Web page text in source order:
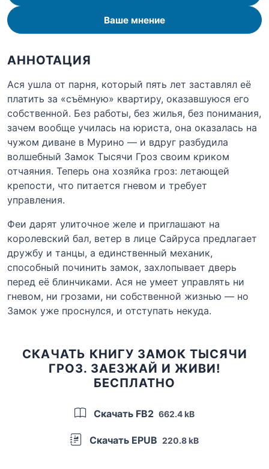
Ваше мнение
АННОТАЦИЯ
Ася ушла от парня, который пять лет заставлял её
платить за «съёмную» квартиру, оказавшуюся его
собственной. Без работы, без жилья, без понимания,
зачем вообще училась на юриста, она оказалась на
чужом диване в Мурино — и вдруг разбудила
волшебный Замок Тысячи Гроз своим криком
отчаяния. Теперь она хозяйка гроз: летающей
крепости, что питается гневом и требует
управления.
Феи дарят улиточное желе и приглашают на
королевский бал, ветер в лице Сайруса предлагает
дружбу и танцы, а единственный механик,
способный починить замок, захлопывает дверь
перед её блинчиками. Ася не умеет управлять ни
гневом, ни грозами, ни собственной жизнью — но
Замок уже проснулся, и отступать некуда.
СКАЧАТЬ КНИГУ ЗАМОК ТЫСЯЧИ
ГРОЗ. ЗАЕЗЖАЙ И ЖИВИ!
БЕСПЛАТНО
Скачать FB2 662.4 kB
Скачать EPUB 220.8 kB